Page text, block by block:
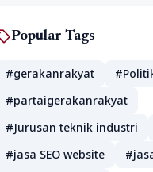
Popular Tags
#gerakanrakyat
#partaigerakanrakyat
#Jurusan teknik industri
#jasa SEO website